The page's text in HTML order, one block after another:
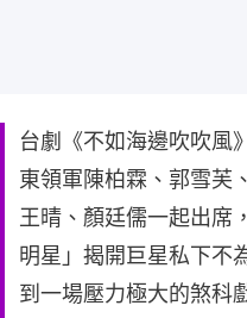
台劇《不如海邊吹吹風
東領軍陳柏霖、郭雪芙
王晴、顏廷儒一起出席
明星」揭開巨星私下不
到一場壓力極大的煞科